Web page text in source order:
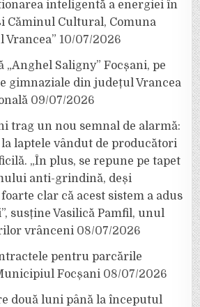
inteligentă a energiei în
Căminul Cultural, Comuna
10/07/2026
„Anghel Saligny” Focșani, pe
gimnaziale din județul Vrancea
09/07/2026
trag un nou semnal de alarmă:
laptele vândut de producători
„În plus, se repune pe tapet
anti-grindină, deși
clar că acest sistem a adus
susține Vasilică Pamfil, unul
vrânceni 08/07/2026
pentru parcările
Focșani 08/07/2026
două luni până la începutul